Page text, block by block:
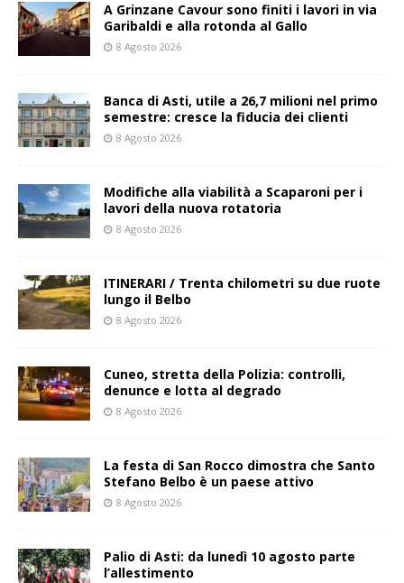
A Grinzane Cavour sono finiti i lavori in via
Garibaldi e alla rotonda al Gallo
8 Agosto 2026
Banca di Asti, utile a 26,7 milioni nel primo
semestre: cresce la fiducia dei clienti
8 Agosto 2026
Modifiche alla viabilità a Scaparoni per i
lavori della nuova rotatoria
8 Agosto 2026
ITINERARI / Trenta chilometri su due ruote
lungo il Belbo
8 Agosto 2026
Cuneo, stretta della Polizia: controlli,
denunce e lotta al degrado
8 Agosto 2026
La festa di San Rocco dimostra che Santo
Stefano Belbo è un paese attivo
8 Agosto 2026
Palio di Asti: da lunedì 10 agosto parte
l’allestimento